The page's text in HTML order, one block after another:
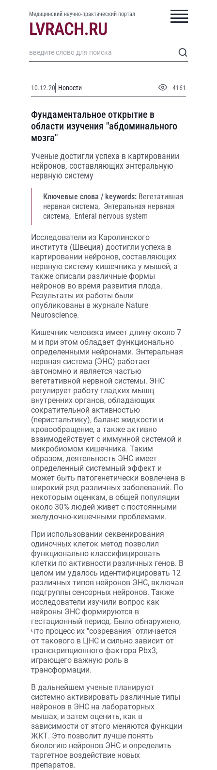
Медицинский научно-практический портал
10.12.20 Новости 4161
Фундаментальное открытие в
области изучения "абдоминального
мозга"
Ученые достигли успеха в картировании
нейронов, составляющих энтеральную
нервную систему
Ключевые слова / keywords: Вегетативная
нервная система, Энтеральная нервная
система, Enteral nervous system
Исследователи из Каролинского
института (Швеция) достигли успеха в
картировании нейронов, составляющих
нервную систему кишечника у мышей, а
также описали различные формы
нейронов во время развития плода.
Результаты их работы были
опубликованы в журнале Nature
Neuroscience.
Кишечник человека имеет длину около 7
м и при этом обладает функционально
определенными нейронами. Энтеральная
нервная система (ЭНС) работает
автономно и является частью
вегетативной нервной системы. ЭНС
регулирует работу гладких мышц
внутренних органов, обладающих
сократительной активностью
(перистальтику), баланс жидкости и
кровообращение, а также активно
взаимодействует с иммунной системой и
микробиомом кишечника. Таким
образом, деятельность ЭНС имеет
определенный системный эффект и
может быть патогенетически вовлечена в
широкий ряд различных заболеваний. По
некоторым оценкам, в общей популяции
около 30% людей живет с постоянными
желудочно-кишечными проблемами.
При использовании секвенирования
одиночных клеток метод позволил
функционально классифицировать
клетки по активности различных генов. В
целом им удалось идентифицировать 12
различных типов нейронов ЭНС, включая
подгруппы сенсорных нейронов. Также
исследователи изучили вопрос как
нейроны ЭНС формируются в
гестационный период. Было обнаружено,
что процесс их "созревания" отличается
от такового в ЦНС и сильно зависит от
транскрипционного фактора Pbx3,
играющего важную роль в
трансформации.
В дальнейшем ученые планируют
системно активировать различные типы
нейронов в ЭНС на лабораторных
мышах, и затем оценить, как в
зависимости от этого меняются функции
ЖКТ. Это позволит лучше понять
биологию нейронов ЭНС и определить
таргетное воздействие новых
препаратов.